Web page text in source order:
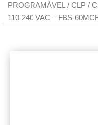
PROGRAMÁVEL / CLP /
110-240 VAC – FBS-